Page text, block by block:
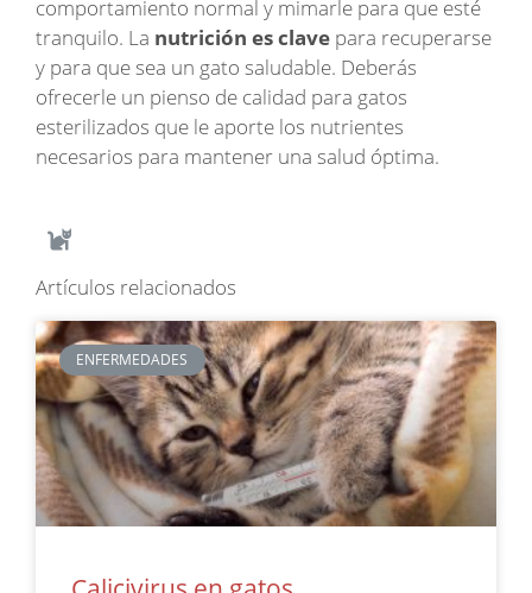
comportamiento normal y mimarle para que esté
tranquilo. La nutrición es clave para recuperarse
y para que sea un gato saludable. Deberás
ofrecerle un pienso de calidad para gatos
esterilizados que le aporte los nutrientes
necesarios para mantener una salud óptima.
Artículos relacionados
ENFERMEDADES